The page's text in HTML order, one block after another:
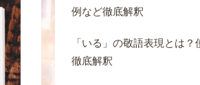
例など徹底解釈
「いる」の敬語表現とは
徹底解釈